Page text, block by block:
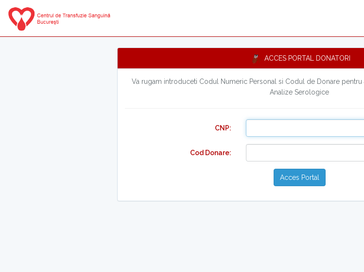
ACCES PORTAL DONATORI
Va rugam introduceti Codul Numeric Personal si Codul de Donare
Analize Serologice
CNP:
Cod Donare:
Acces Portal